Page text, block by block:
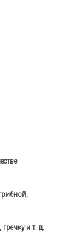
и т. д.